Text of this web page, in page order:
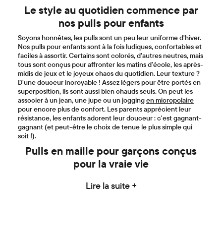
Le style au quotidien commence par
nos pulls pour enfants
Soyons honnêtes, les pulls sont un peu leur uniforme d'hiver.
Nos pulls pour enfants sont à la fois ludiques, confortables et
faciles à assortir. Certains sont colorés, d'autres neutres, mais
tous sont conçus pour affronter les matins d'école, les après-
midis de jeux et le joyeux chaos du quotidien. Leur texture ?
D'une douceur incroyable ! Assez légers pour être portés en
superposition, ils sont aussi bien chauds seuls. On peut les
associer à un jean, une jupe ou un joggingen micropolaire
pour encore plus de confort. Les parents apprécient leur
résistance, les enfants adorent leur douceur : c'est gagnant-
gagnant (et peut-être le choix de tenue le plus simple qui
soit !).
Pulls en maille pour garçons conçus
pour la vraie vie
Lire la suite +